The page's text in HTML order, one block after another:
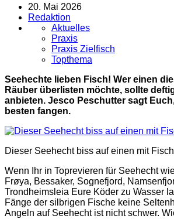
20. Mai 2026
Redaktion
Aktuelles
Praxis
Praxis Zielfisch
Topthema
Seehechte lieben Fisch! Wer einen
Räuber überlisten möchte, sollte
anbieten. Jesco Peschutter sagt
besten fangen.
Dieser Seehecht biss auf einen mit
Wenn Ihr in Toprevieren für Seehecht
Frøya, Bessaker, Sognefjord,
Trondheimsleia Eure Köder zu Wasser
Fänge der silbrigen Fische keine
Angeln auf Seehecht ist nicht schwer.